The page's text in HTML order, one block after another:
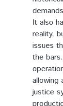
It also
reality,
issues
the
allowing
justice